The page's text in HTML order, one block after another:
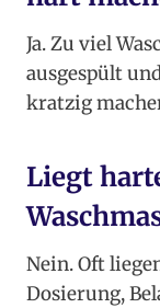
Ja. Zu viel
ausgespült
kratzig
Liegt
Nein. Oft
Dosierung,